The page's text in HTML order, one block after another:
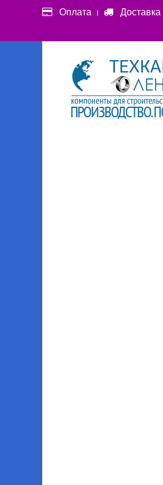
Оплата Доставка